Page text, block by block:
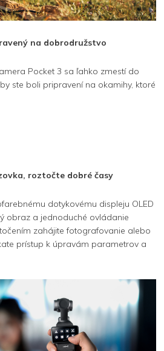
na dobrodružstvo
Pocket 3 sa ľahko zmestí do
ste boli pripravení na okamihy, ktoré
roztočte dobré časy
dotykovému displeju OLED
obraz a jednoduché ovládanie
zahájite fotografovanie alebo
prístup k úpravám parametrov a